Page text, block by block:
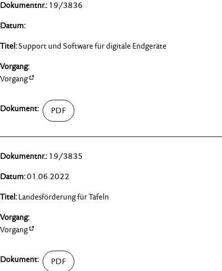
19/3836
Support und Software für digitale Endgeräte
Vorgang
19/3835
01.06.2022
Landesförderung für Tafeln
Vorgang